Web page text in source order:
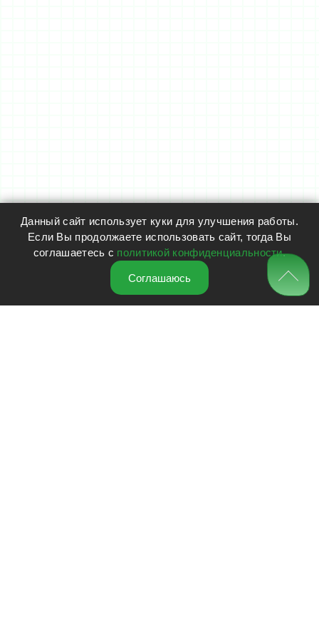
Данный сайт использует куки для улучшения работы.
Если Вы продолжаете использовать сайт, тогда Вы
соглашаетесь с политикой конфиденциальности.
Соглашаюсь